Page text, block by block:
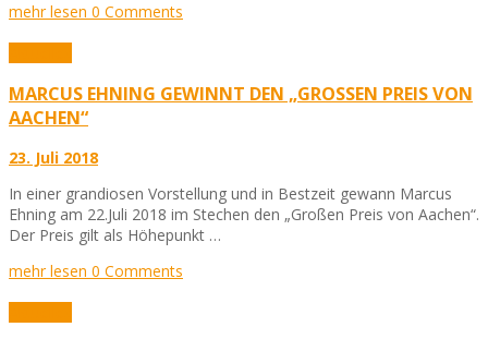
mehr lesen 0 Comments
MARCUS EHNING GEWINNT DEN „GROSSEN PREIS VON A
ACHEN“
23. Juli 2018
In einer grandiosen Vorstellung und in Bestzeit gewann Marcus
Ehning am 22.Juli 2018 im Stechen den „Großen Preis von Aachen“.
Der Preis gilt als Höhepunkt …
mehr lesen 0 Comments